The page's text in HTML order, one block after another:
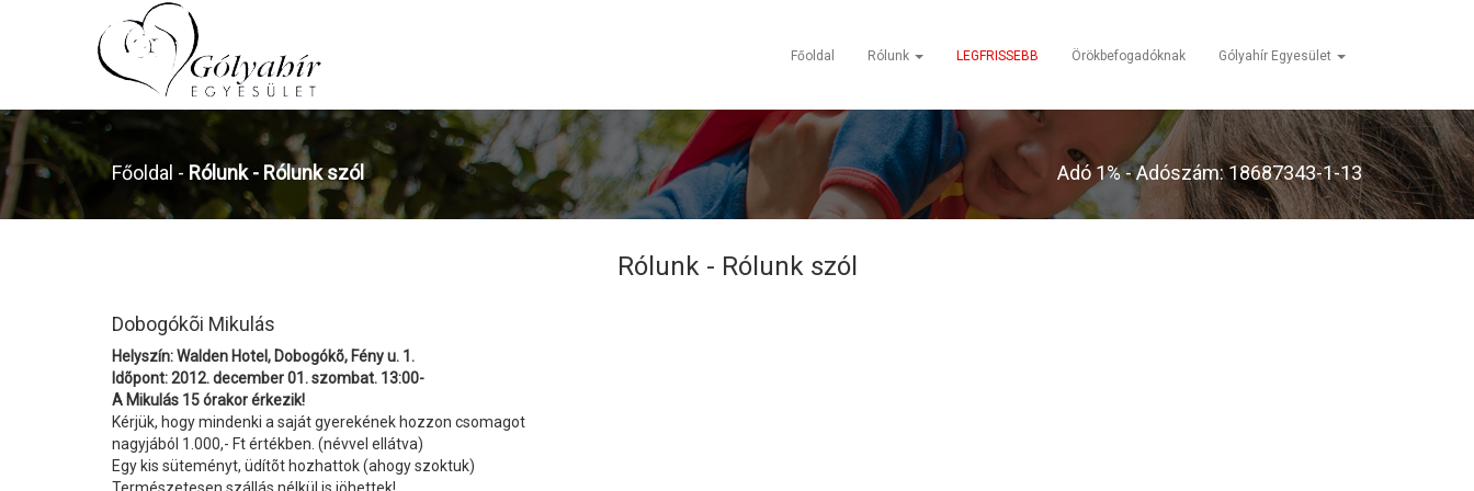
Főoldal Rólunk LEGFRISSEBB Örökbefogadóknak Gólyahír Egyesület
Főoldal - Rólunk - Rólunk szól Adó 1% - Adószám: 18687343-1-13
Rólunk - Rólunk szól
Dobogókõi Mikulás
Helyszín: Walden Hotel, Dobogókõ, Fény u. 1.
Idõpont: 2012. december 01. szombat. 13:00-
A Mikulás 15 órakor érkezik!
Kérjük, hogy mindenki a saját gyerekének hozzon csomagot
nagyjából 1.000,- Ft értékben. (névvel ellátva)
Egy kis süteményt, üdítõt hozhattok (ahogy szoktuk)